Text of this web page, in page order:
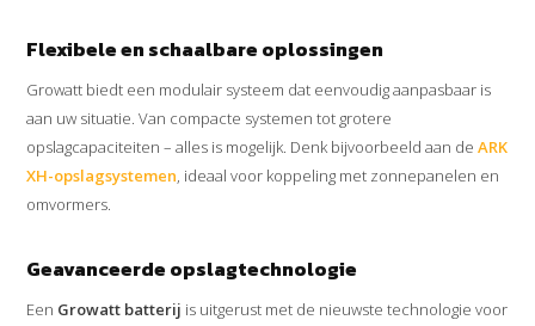
Flexibele en schaalbare oplossingen
Growatt biedt een modulair systeem dat eenvoudig aanpasbaar is
aan uw situatie. Van compacte systemen tot grotere
opslagcapaciteiten – alles is mogelijk. Denk bijvoorbeeld aan deARK
XH-opslagsystemen, ideaal voor koppeling met zonnepanelen en
omvormers.
Geavanceerde opslagtechnologie
Een Growatt batterij is uitgerust met de nieuwste technologie voor